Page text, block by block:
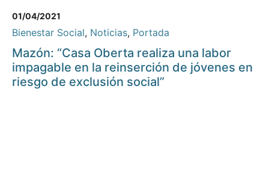
01/04/2021
Bienestar Social, Noticias, Portada
Mazón: “Casa Oberta realiza una labor
impagable en la reinserción de jóvenes en
riesgo de exclusión social”